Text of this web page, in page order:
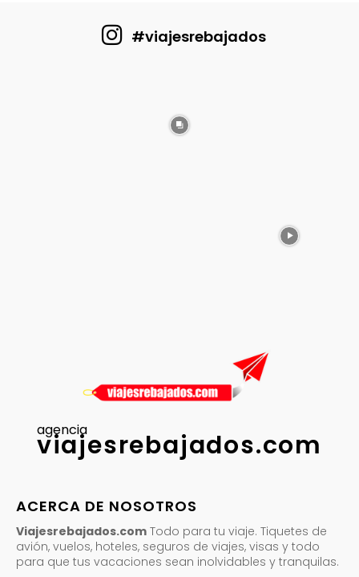
#viajesrebajados
agencia
viajesrebajados.com
ACERCA DE NOSOTROS
Viajesrebajados.com Todo para tu viaje. Tiquetes de
avión, vuelos, hoteles, seguros de viajes, visas y todo
para que tus vacaciones sean inolvidables y tranquilas.